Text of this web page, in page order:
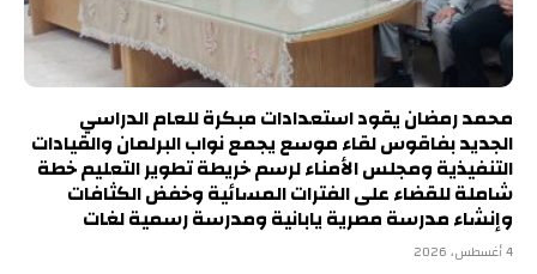
محمد رمضان يقود استعدادات مبكرة للعام الدراسي
الجديد بفاقوس لقاء موسع يجمع نواب البرلمان والقيادات
التنفيذية ومجلس الأمناء لرسم خريطة تطوير التعليم خطة
شاملة للقضاء على الفترات المسائية وخفض الكثافات
وإنشاء مدرسة مصرية يابانية ومدرسة رسمية لغات
4 أغسطس، 2026